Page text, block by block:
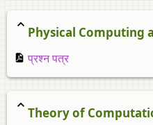
Physical Computing
प्रश्न पत्र
Theory of